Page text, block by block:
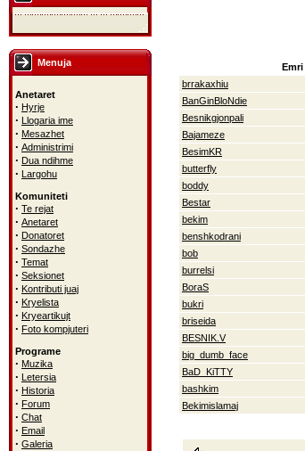
Menuja
Anetaret
· Hyrje
· Llogaria ime
· Mesazhet
· Administrimi
· Dua ndihme
· Largohu
Komuniteti
· Te rejat
· Anetaret
· Donatoret
· Sondazhe
· Temat
· Seksionet
· Kontributi juaj
· Kryelista
· Kryeartikujt
· Foto kompjuteri
Programe
· Muzika
· Letersia
· Historia
· Forum
· Chat
· Email
· Galeria
Emri
brrakaxhiu
BanGinBloNdie
Besnikgjonpali
Bajameze
BesimKR
butterfly
boddy
Bestar
bekim
benshkodrani
bob
burrelsi
BoraS
bukri
briseida
BESNIK.V
big_dumb_face
BaD_KiTTY
bashkim
Bekimislamaj